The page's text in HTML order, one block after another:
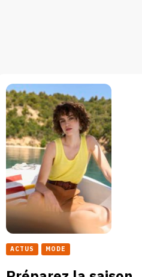
ACTUS MODE